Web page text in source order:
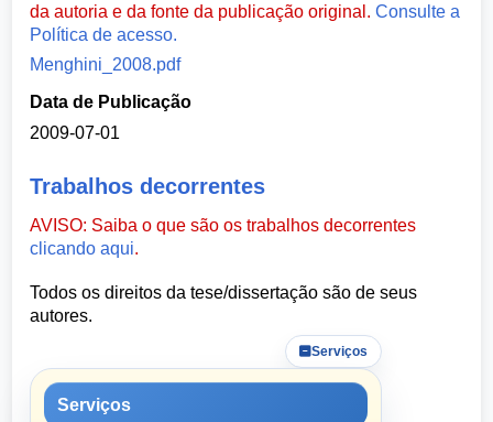
da autoria e da fonte da publicação original.Consulte a
Política de acesso.
Menghini_2008.pdf
Data de Publicação
2009-07-01
Trabalhos decorrentes
AVISO: Saiba o que são os trabalhos decorrentes
clicando aqui.
Todos os direitos da tese/dissertação são de seus
autores.
Serviços
Serviços